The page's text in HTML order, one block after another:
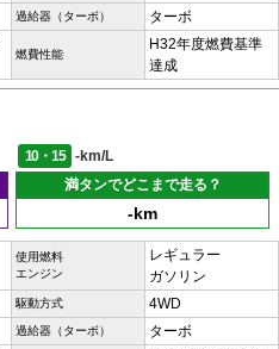
過給器（ターボ） ターボ
燃費性能
H32年度燃費基準
達成
10・15
-km/L
満タンでどこまで走る？
-km
使用燃料
エンジン
レギュラー
ガソリン
駆動方式 4WD
過給器（ターボ） ターボ